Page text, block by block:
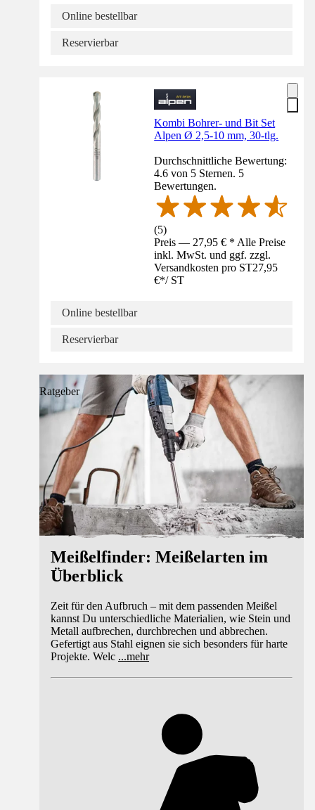
Online bestellbar
Reservierbar
Kombi Bohrer- und Bit Set
Alpen Ø 2,5-10 mm, 30-tlg.
Durchschnittliche Bewertung:
4.6 von 5 Sternen. 5
Bewertungen.
(5)
Preis — 27,95 € * Alle Preise
inkl. MwSt. und ggf. zzgl.
Versandkosten pro ST27,95
€*/ ST
Online bestellbar
Reservierbar
Ratgeber
Meißelfinder: Meißelarten im
Überblick
Zeit für den Aufbruch – mit dem passenden Meißel
kannst Du unterschiedliche Materialien, wie Stein und
Metall aufbrechen, durchbrechen und abbrechen.
Gefertigt aus Stahl eignen sie sich besonders für harte
Projekte. Welc ...mehr